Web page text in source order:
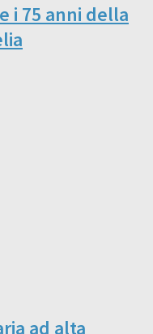
i 75 anni della
ad alta